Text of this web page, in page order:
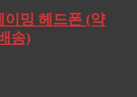
밍 헤드폰 (약
송)